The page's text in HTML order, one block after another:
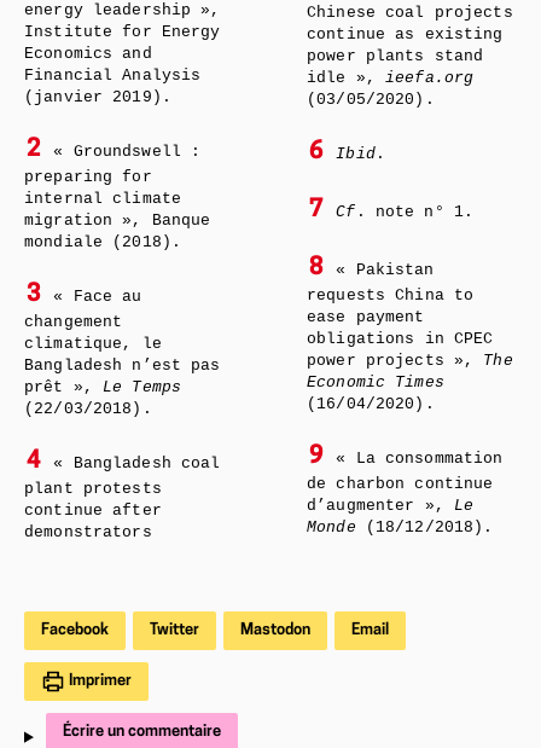
energy leadership »,
Institute for Energy
Economics and
Financial Analysis
(janvier 2019).
2
« Groundswell :
preparing for
internal climate
migration », Banque
mondiale (2018).
3
« Face au
changement
climatique, le
Bangladesh n’est pas
prêt », Le Temps
(22/03/2018).
4
« Bangladesh coal
plant protests
continue after
demonstrators
Chinese coal projects
continue as existing
power plants stand
idle »,ieefa.org
(03/05/2020).
6 Ibid.
7 Cf . note n° 1.
8
« Pakistan
requests China to
ease payment
obligations in CPEC
power projects », The
Economic Times
(16/04/2020).
9
« La consommation
de charbon continue
d’augmenter », Le
Monde (18/12/2018).
Facebook Twitter Mastodon Email
Imprimer
Écrire un commentaire